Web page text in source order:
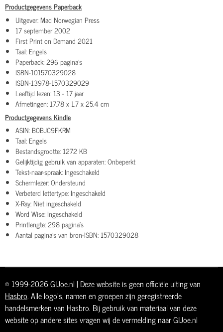
Productgegevens Paperback
Uitgever‎: Mad Norwegian Press
17 september 2002
First Print on Demand 2021
Taal‎: Engels
Paperback: ‎296 pagina's
ISBN-10‎1570329028
ISBN-13‎978-1570329029
Leeftijd lezen‎: 13 - 17 jaar
Afmetingen‎: 17.78 x 1.7 x 25.4 cm
Productgegevens Kindle
ASIN: B0BJC9FKRM
Taal: Engels
Bestandsgrootte: 1272 KB
Gelijktijdig gebruik van apparaten: Onbeperkt
Tekst-naar-spraak: Ingeschakeld
Schermlezer: Ondersteund
Verbeterd lettertype: Ingeschakeld
X-Ray: Niet ingeschakeld
Word Wise: Ingeschakeld
Printlengte: 298 pagina's
Aantal pagina's van bron-ISBN: 1570329028
© 1999-2026 GIJoe.nl | Deze website is geen officiële uiting van
Hasbro. Alle logo's, namen en groepen zijn geregistreerde
handelsmerken van Hasbro. Bij gebruik van materiaal van deze
website op andere sites vragen wij de vermelding naar GIJoe.nl